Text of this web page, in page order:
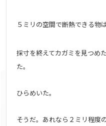
５ミリの空間で断熱できる物
採寸を終えてカガミを見つめ
た。
ひらめいた。
そうだ。あれなら２ミリ程度